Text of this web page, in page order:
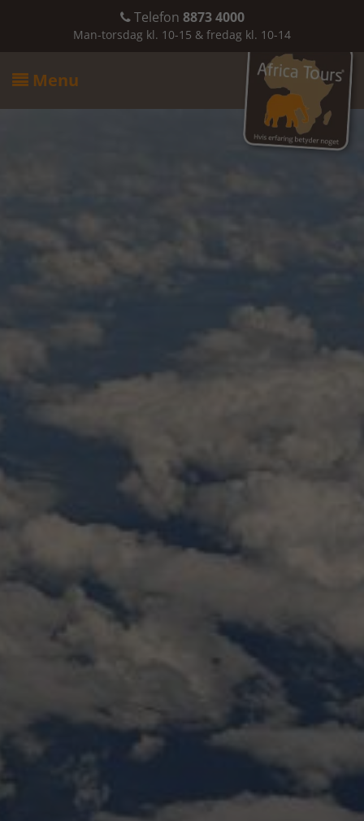
Telefon 8873 4000
Man-torsdag kl. 10-15 & fredag kl. 10-14
 Menu